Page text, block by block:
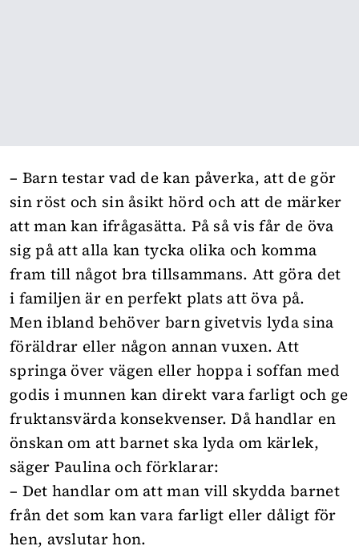
– Barn testar vad de kan påverka, att de gör
sin röst och sin åsikt hörd och att de märker
att man kan ifrågasätta. På så vis får de öva
sig på att alla kan tycka olika och komma
fram till något bra tillsammans. Att göra det
i familjen är en perfekt plats att öva på.
Men ibland behöver barn givetvis lyda sina
föräldrar eller någon annan vuxen. Att
springa över vägen eller hoppa i soffan med
godis i munnen kan direkt vara farligt och ge
fruktansvärda konsekvenser. Då handlar en
önskan om att barnet ska lyda om kärlek,
säger Paulina och förklarar:
– Det handlar om att man vill skydda barnet
från det som kan vara farligt eller dåligt för
hen, avslutar hon.